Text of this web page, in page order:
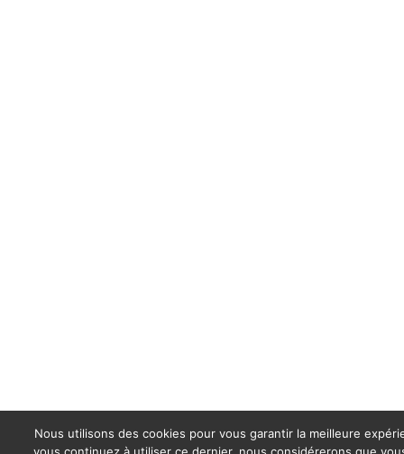
Nous utilisons des cookies pour vous garantir la meilleure